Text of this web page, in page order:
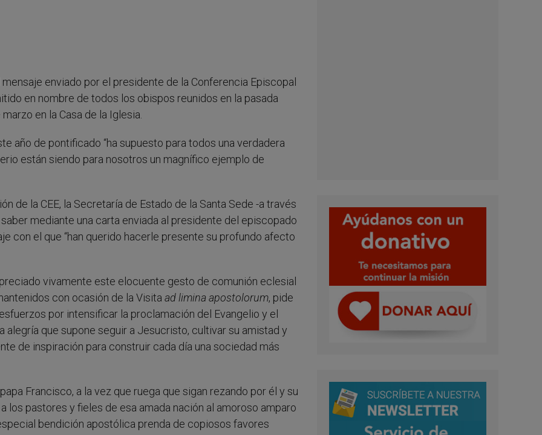
enviado por el presidente de la Conferencia Episcopal
en nombre de todos los obispos reunidos en la pasada
en la Casa de la Iglesia.
año de pontificado “ha supuesto para todos una verdadera
están siendo para nosotros un magnífico ejemplo de
de la CEE, la Secretaría de Estado de la Santa Sede -a través
mediante una carta enviada al presidente del episcopado
con el que “han querido hacerle presente su profundo afecto
vivamente este elocuente gesto de comunión eclesial
con ocasión de la Visita ad limina apostolorum, pide
por intensificar la proclamación del Evangelio y el
que supone seguir a Jesucristo, cultivar su amistad y
de inspiración para construir cada día una sociedad más
Francisco, a la vez que ruega que sigan rezando por él y su
pastores y fieles de esa amada nación al amoroso amparo
bendición apostólica prenda de copiosos favores